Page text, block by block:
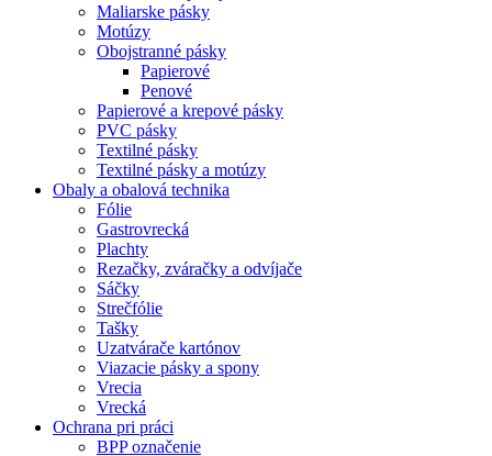
Maliarske pásky
Motúzy
Obojstranné pásky
Papierové
Penové
Papierové a krepové pásky
PVC pásky
Textilné pásky
Textilné pásky a motúzy
Obaly a obalová technika
Fólie
Gastrovrecká
Plachty
Rezačky, zváračky a odvíjače
Sáčky
Strečfólie
Tašky
Uzatvárače kartónov
Viazacie pásky a spony
Vrecia
Vrecká
Ochrana pri práci
BPP označenie